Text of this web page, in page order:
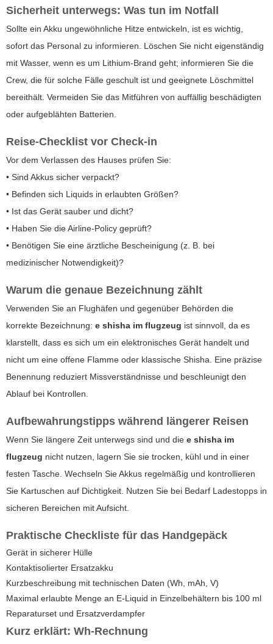
Sicherheit unterwegs: Was tun im Notfall
Sollte ein Akku ungewöhnliche Hitze entwickeln, ist es wichtig,
sofort das Personal zu informieren. Löschen Sie nicht eigenständig
mit Wasser, wenn es um Lithium-Brand geht; informieren Sie die
Crew, die für solche Fälle geschult ist und geeignete Löschmittel
bereithält. Vermeiden Sie das Mitführen von auffällig beschädigten
oder aufgeblähten Batterien.
Reise-Checklist vor Check-in
Vor dem Verlassen des Hauses prüfen Sie:
• Sind Akkus sicher verpackt?
• Befinden sich Liquids in erlaubten Größen?
• Ist das Gerät sauber und dicht?
• Haben Sie die Airline-Policy geprüft?
• Benötigen Sie eine ärztliche Bescheinigung (z. B. bei
medizinischer Notwendigkeit)?
Warum die genaue Bezeichnung zählt
Verwenden Sie an Flughäfen und gegenüber Behörden die
korrekte Bezeichnung: e shisha im flugzeug ist sinnvoll, da es
klarstellt, dass es sich um ein elektronisches Gerät handelt und
nicht um eine offene Flamme oder klassische Shisha. Eine präzise
Benennung reduziert Missverständnisse und beschleunigt den
Ablauf bei Kontrollen.
Aufbewahrungstipps während längerer Reisen
Wenn Sie längere Zeit unterwegs sind und die e shisha im
flugzeug nicht nutzen, lagern Sie sie trocken, kühl und in einer
festen Tasche. Wechseln Sie Akkus regelmäßig und kontrollieren
Sie Kartuschen auf Dichtigkeit. Nutzen Sie bei Bedarf Ladestopps in
sicheren Bereichen mit Aufsicht.
Praktische Checkliste für das Handgepäck
Gerät in sicherer Hülle
Kontaktisolierter Ersatzakku
Kurzbeschreibung mit technischen Daten (Wh, mAh, V)
Maximal erlaubte Menge an E-Liquid in Einzelbehältern bis 100 ml
Reparaturset und Ersatzverdampfer
Kurz erklärt: Wh-Rechnung